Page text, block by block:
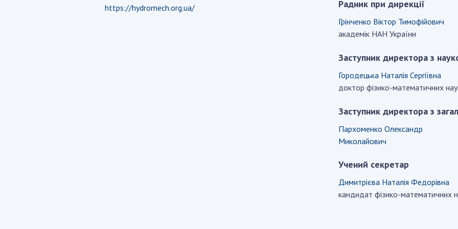
Персональний склад
Установи при
Президії
Ради, комітети
та комісії
Наукові центри
МОН та НАН
Громадські
організації
Наукові
Центри
користування
приладами
діяльності
Конкурси
НАН України
Підготовка
https://hydromech.org.ua/
Радник при дирекції
Грінченко Віктор Тимофійович
академік НАН України
Заступник директора з
Городецька Наталія Сергіївна
доктор фізико-математичних
Заступник директора з
Пархоменко Олександр
Миколайович
Учений секретар
Димитрієва Наталія Федорівна
кандидат фізико-математичних